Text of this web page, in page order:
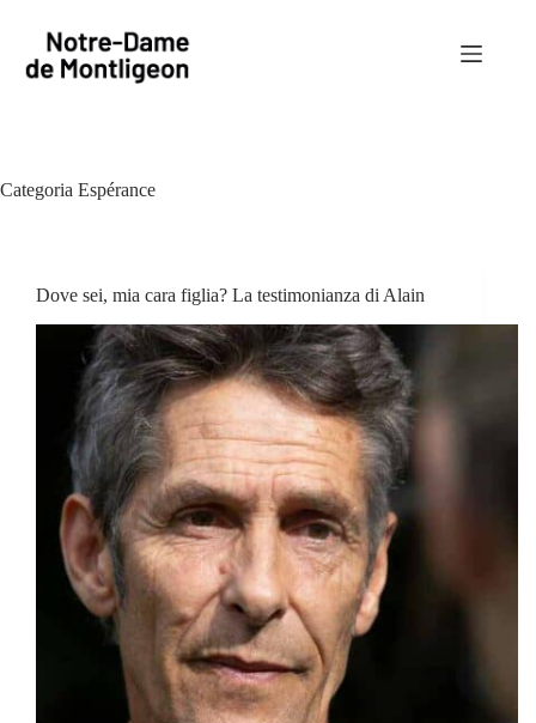
contenuto
Categoria Espérance
Dove sei, mia cara figlia? La testimonianza di Alain